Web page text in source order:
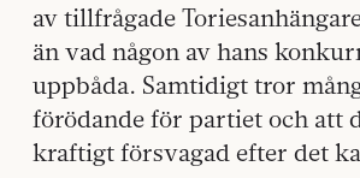
av tillfrågade
än vad någon av hans
uppbåda. Samtidigt tror
förödande för partiet och att
kraftigt försvagad efter det